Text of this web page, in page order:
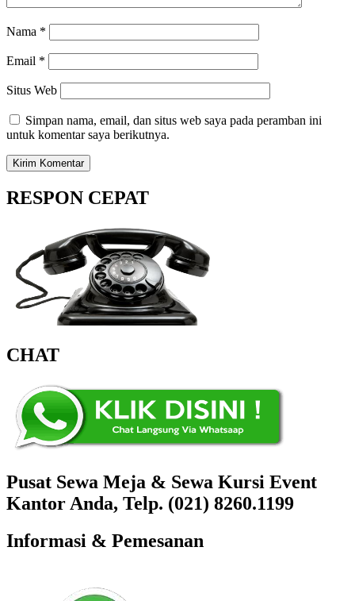
Nama *
Email *
Situs Web
Simpan nama, email, dan situs web saya pada peramban ini
untuk komentar saya berikutnya.
RESPON CEPAT
CHAT
Pusat Sewa Meja & Sewa Kursi Event
Kantor Anda, Telp. (021) 8260.1199
Informasi & Pemesanan